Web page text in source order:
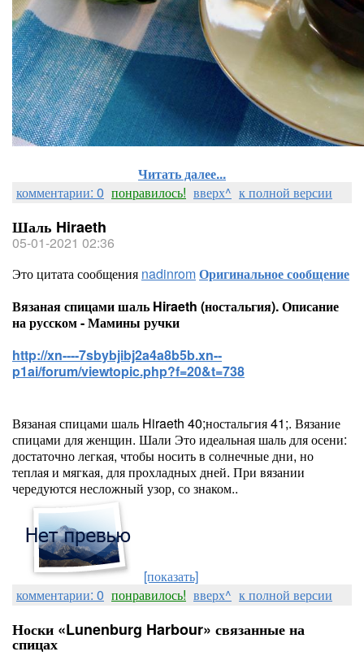
Читать далее...
комментарии: 0 понравилось! вверх^ к полной версии
Шаль Hiraeth
05-01-2021 02:36
Это цитата сообщения nadinromОригинальное сообщение
Вязаная спицами шаль Hiraeth (ностальгия). Описание
на русском - Мамины ручки
http://xn----7sbybjibj2a4a8b5b.xn--
p1ai/forum/viewtopic.php?f=20&t=738
Вязаная спицами шаль Hiraeth 40;ностальгия 41;. Вязание
спицами для женщин. Шали Это идеальная шаль для осени:
достаточно легкая, чтобы носить в солнечные дни, но
теплая и мягкая, для прохладных дней. При вязании
чередуются несложный узор, со знаком..
[показать]
комментарии: 0 понравилось! вверх^ к полной версии
Носки «Lunenburg Harbour» связанные на
спицах